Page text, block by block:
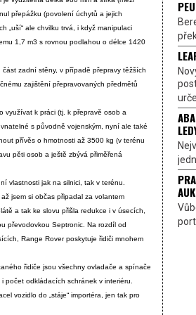
přepážku (povolení úchytů a jejich
„uší“ ale chvilku trvá, i když manipulaci
1,7 m3 s rovnou podlahou o délce 1420
zadní stěny, v případě přepravy těžších
zajištění přepravovaných předmětů
využívat k práci (tj. k přepravě osob a
s původně vojenským, nyní ale také
přívěs o hmotnosti až 3500 kg (v terénu
pěti osob a ještě zbývá přiměřená
vlastnosti jak na silnici, tak v terénu.
jsem si občas připadal za volantem
a tak ke slovu přišla redukce i v úsecích,
převodovkou Septronic. Na rozdíl od
Range Rover poskytuje řidiči mnohem
řidiče jsou všechny ovladače a spínače
odkládacích schránek v interiéru.
vozidlo do „stáje“ importéra, jen tak pro